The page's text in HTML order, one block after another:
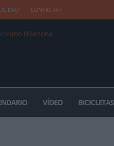
CONTACTAR
VÍDEO BICICLETAS